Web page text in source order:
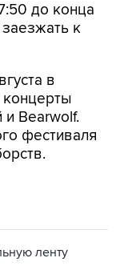
до конца
к
в
концерты
и Bearwolf.
фестиваля
ленту